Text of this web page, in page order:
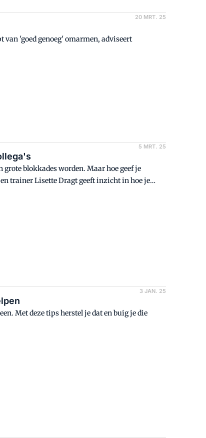
20 MRT. 25
van 'goed genoeg' omarmen, adviseert
5 MRT. 25
blokkades worden. Maar hoe geef je
trainer Lisette Dragt geeft inzicht in hoe je
3 JAN. 25
Met deze tips herstel je dat en buig je die